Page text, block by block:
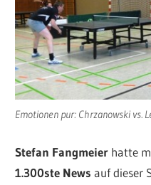
Emotionen pur: Chrzanowski vs.
Stefan Fangmeier hatte
1.300ste News auf dieser